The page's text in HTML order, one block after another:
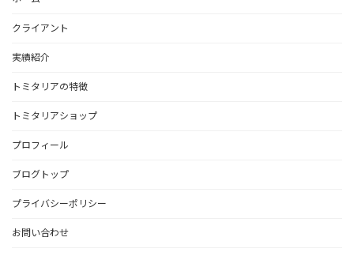
クライアント
実績紹介
トミタリアの特徴
トミタリアショップ
プロフィール
ブログトップ
プライバシーポリシー
お問い合わせ